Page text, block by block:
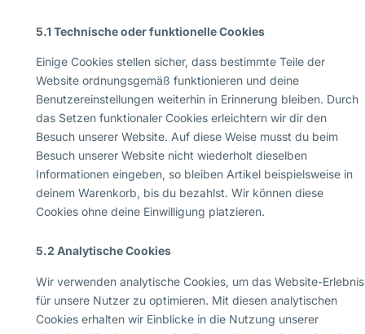
5.1 Technische oder funktionelle Cookies
Einige Cookies stellen sicher, dass bestimmte Teile der
Website ordnungsgemäß funktionieren und deine
Benutzereinstellungen weiterhin in Erinnerung bleiben. Durch
das Setzen funktionaler Cookies erleichtern wir dir den
Besuch unserer Website. Auf diese Weise musst du beim
Besuch unserer Website nicht wiederholt dieselben
Informationen eingeben, so bleiben Artikel beispielsweise in
deinem Warenkorb, bis du bezahlst. Wir können diese
Cookies ohne deine Einwilligung platzieren.
5.2 Analytische Cookies
Wir verwenden analytische Cookies, um das Website-Erlebnis
für unsere Nutzer zu optimieren. Mit diesen analytischen
Cookies erhalten wir Einblicke in die Nutzung unserer